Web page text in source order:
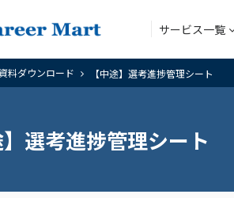
サービス一覧
料ダウンロード 【中途】選考進捗管理シート
】選考進捗管理シート